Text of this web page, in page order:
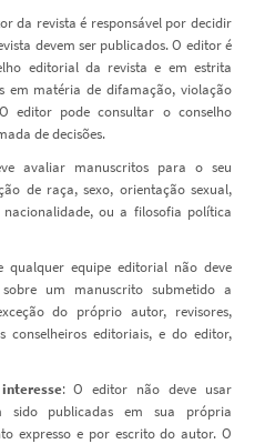
da revista é responsável por decidir
devem ser publicados. O editor é
editorial da revista e em estrita
em matéria de difamação, violação
editor pode consultar o conselho
de decisões.
avaliar manuscritos para o seu
de raça, sexo, orientação sexual,
ou a filosofia política
qualquer equipe editorial não deve
um manuscrito submetido a
do próprio autor, revisores,
conselheiros editoriais, e do editor,
: O editor não deve usar
sido publicadas em sua própria
expresso e por escrito do autor. O